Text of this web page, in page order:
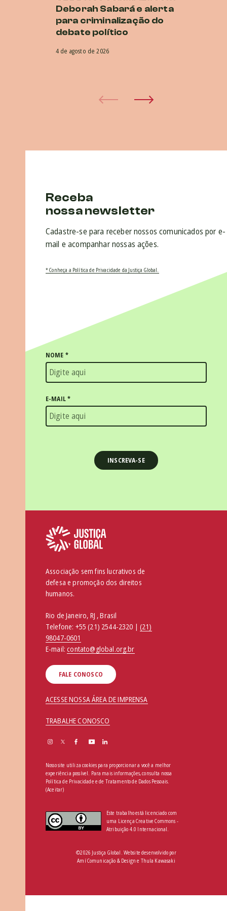
Deborah Sabará e alerta
para criminalização do
debate político
4 de agosto de 2026
Receba
nossa newsletter
Cadastre-se para receber nossos comunicados por e-
mail e acompanhar nossas ações.
* Conheça a Política de Privacidade da Justiça Global.
NOME *
E-MAIL*
Associação sem fins lucrativos de
defesa e promoção dos direitos
humanos.
Rio de Janeiro, RJ , Brasil
Telefone: +55 (21) 2544-2320 | (21)
98047-0601
E-mail:contato@global.org.br
FALE CONOSCO
ACESSE NOSSA ÁREA DE IMPRENSA
TRABALHE CONOSCO
Nosso site utiliza cookies para proporcionar a você a melhor
experiência possível. Para mais informações, consulta nossa
Política de Privacidade e de Tratamento de Dados Pessoais.
(Aceitar)
Este trabalho está licenciado com
uma Licença Creative Commons -
Atribuição 4.0 Internacional.
©2026 Justiça Global. Website desenvolvido por
Amí Comunicação & Design e Thula Kawasaki